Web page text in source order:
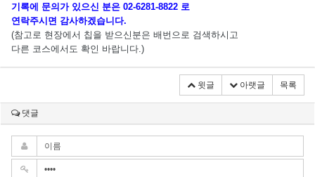
기록에 문의가 있으신 분은 02-6281-8822 로
연락주시면 감사하겠습니다.
(참고로 현장에서 칩을 받으신분은 배번으로 검색하시고
다른 코스에서도 확인 바랍니다.)
윗글 아랫글 목록
댓글